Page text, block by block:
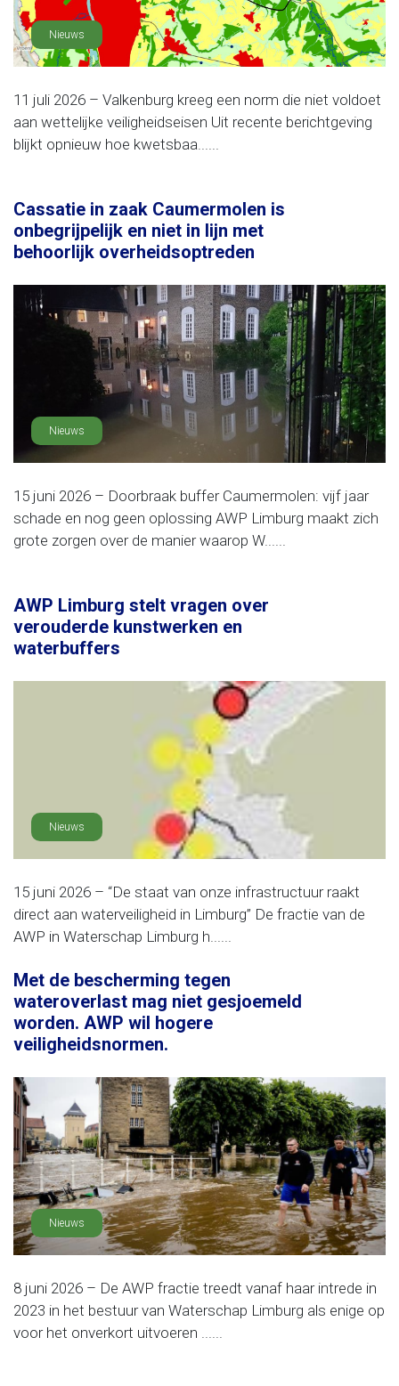
Nieuws
11 juli 2026 – Valkenburg kreeg een norm die niet voldoet
aan wettelijke veiligheidseisen Uit recente berichtgeving
blijkt opnieuw hoe kwetsbaa......
Cassatie in zaak Caumermolen is
onbegrijpelijk en niet in lijn met
behoorlijk overheidsoptreden
Nieuws
15 juni 2026 – Doorbraak buffer Caumermolen: vijf jaar
schade en nog geen oplossing AWP Limburg maakt zich
grote zorgen over de manier waarop W......
AWP Limburg stelt vragen over
verouderde kunstwerken en
waterbuffers
Nieuws
15 juni 2026 – “De staat van onze infrastructuur raakt
direct aan waterveiligheid in Limburg” De fractie van de
AWP in Waterschap Limburg h......
Met de bescherming tegen
wateroverlast mag niet gesjoemeld
worden. AWP wil hogere
veiligheidsnormen.
Nieuws
8 juni 2026 – De AWP fractie treedt vanaf haar intrede in
2023 in het bestuur van Waterschap Limburg als enige op
voor het onverkort uitvoeren ......